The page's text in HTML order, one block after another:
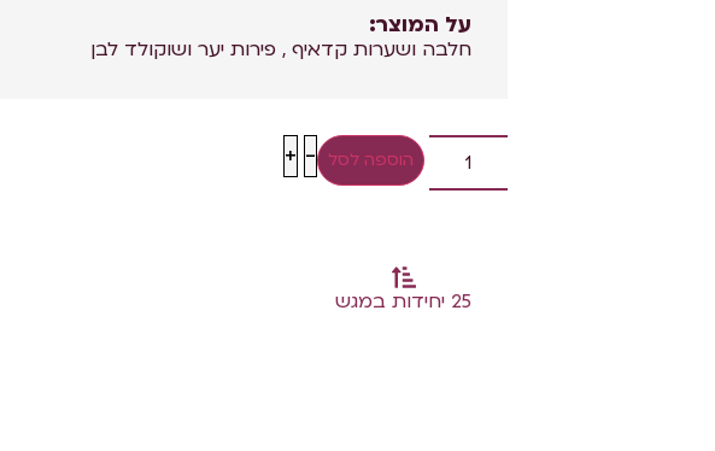
על המוצר:
חלבה ושערות קדאיף , פירות יער ושוקולד לבן
-
+ הוספה לסל
25 יחידות במגש